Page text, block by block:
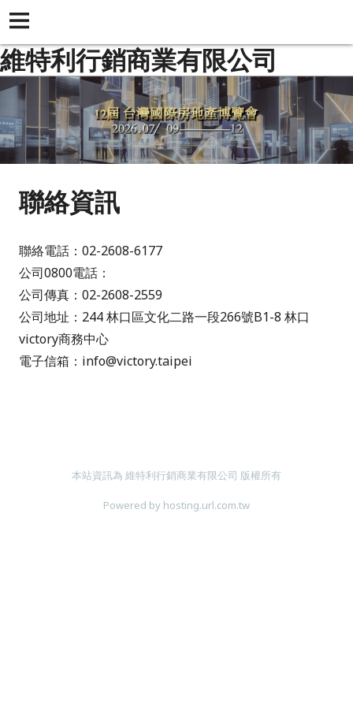
維特利行銷商業有限公司
聯絡資訊
聯絡電話：02-2608-6177
公司0800電話：
公司傳真：02-2608-2559
公司地址：244 林口區文化二路一段266號B1-8 林口
victory商務中心
電子信箱：info@victory.taipei
本站資訊為 維特利行銷商業有限公司 版權所有
Powered by hosting.url.com.tw